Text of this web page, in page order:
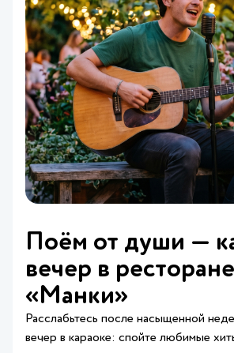
Поём от души —
вечер в ресторане
«Манки»
Расслабьтесь после насыщенной
вечер в караоке: спойте любимые